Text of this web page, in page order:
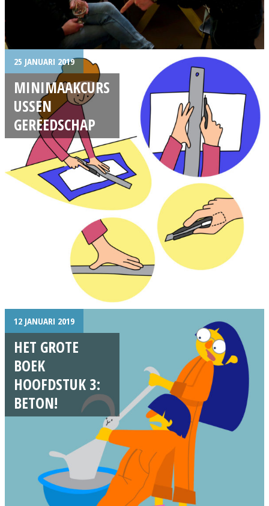
25 JANUARI 2019
MINIMAAKCURS
USSEN
GEREEDSCHAP
12 JANUARI 2019
HET GROTE
BOEK
HOOFDSTUK 3:
BETON!